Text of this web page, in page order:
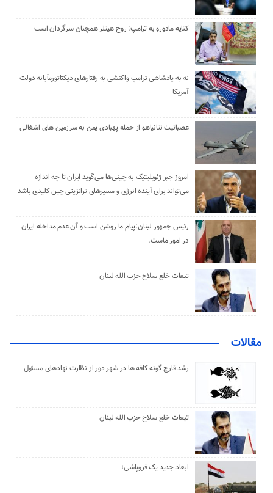
کنایه مادورو به ترامپ: روح هیتلر همچنان سرگردان است
نه به پادشاهی ترامپ واکنشی به رفتارهای دیکتاتورمآبانه دولت
آمریکا
عصبانیت نتانیاهو از حمله پهبادی یمن به سرزمین های اشغالی
امروز جبر ژئوپلیتیک به چینی‌ها می‌گوید ایران تا چه اندازه
می‌تواند برای آینده انرژی و مسیرهای ترانزیتی چین کلیدی باشد
رئیس جمهور لبنان:پیام ما روشن است و آن عدم مداخله ایران
در امور ماست.
تبعات خلع سلاح حزب الله لبنان
مقالات
رشد قارچ گونه کافه ها در شهر دور از نظارت نهادهای مسئول
تبعات خلع سلاح حزب الله لبنان
ابعاد جدید یک فروپاشی؛